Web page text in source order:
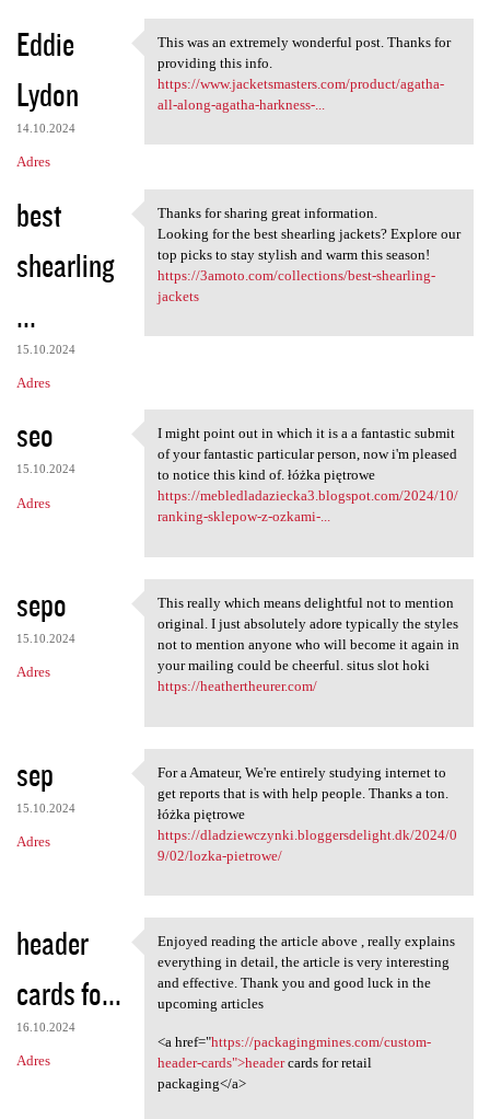
Eddie
Lydon
14.10.2024
Adres
This was an extremely
This was an extremely wonderful post. Thanks for
providing this info.
https://www.jacketsmasters.com/product/agatha-
all-along-agatha-harkness-...
best
shearling
...
15.10.2024
Adres
Thanks for sharing great
Thanks for sharing great information.
Looking for the best shearling jackets? Explore our
top picks to stay stylish and warm this season!
https://3amoto.com/collections/best-shearling-
jackets
seo
15.10.2024
Adres
I might point out in which it
I might point out in which it is a a fantastic submit
of your fantastic particular person, now i'm pleased
to notice this kind of. łóżka piętrowe
https://mebledladaziecka3.blogspot.com/2024/10/
ranking-sklepow-z-ozkami-...
sepo
15.10.2024
Adres
This really which means
This really which means delightful not to mention
original. I just absolutely adore typically the styles
not to mention anyone who will become it again in
your mailing could be cheerful. situs slot hoki
https://heathertheurer.com/
sep
15.10.2024
Adres
For a Amateur, We're entirely
For a Amateur, We're entirely studying internet to
get reports that is with help people. Thanks a ton.
łóżka piętrowe
https://dladziewczynki.bloggersdelight.dk/2024/0
9/02/lozka-pietrowe/
header
cards fo...
16.10.2024
Adres
Enjoyed reading the article
Enjoyed reading the article above , really explains
everything in detail, the article is very interesting
and effective. Thank you and good luck in the
upcoming articles
<a href="https://packagingmines.com/custom-
header-cards">headercards for retail
packaging</a>